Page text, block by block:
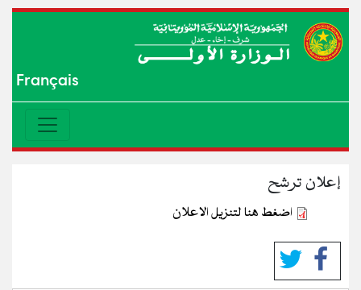
Français
إعلان ترشح
اضغط هنا لتنزيل الاعلان